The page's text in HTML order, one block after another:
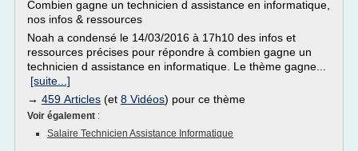
Combien gagne un technicien d assistance en informatique,
nos infos & ressources
Noah a condensé le 14/03/2016 à 17h10 des infos et
ressources précises pour répondre à combien gagne un
technicien d assistance en informatique. Le thème gagne...
[suite...]
→ 459 Articles (et 8 Vidéos) pour ce thème
Voir également :
Salaire Technicien Assistance Informatique